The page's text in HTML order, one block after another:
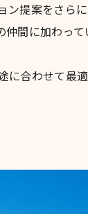
ン提案をさら
間に加わっ
に合わせて最